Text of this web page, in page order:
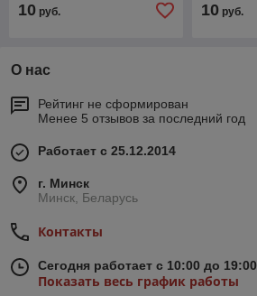
10 руб. 10руб.
О нас
Рейтинг не сформирован
Менее 5 отзывов за последний год
Работает с 25.12.2014
г. Минск
Минск, Беларусь
Контакты
Сегодня работает с 10:00 до 19:00
Показать весь график работы